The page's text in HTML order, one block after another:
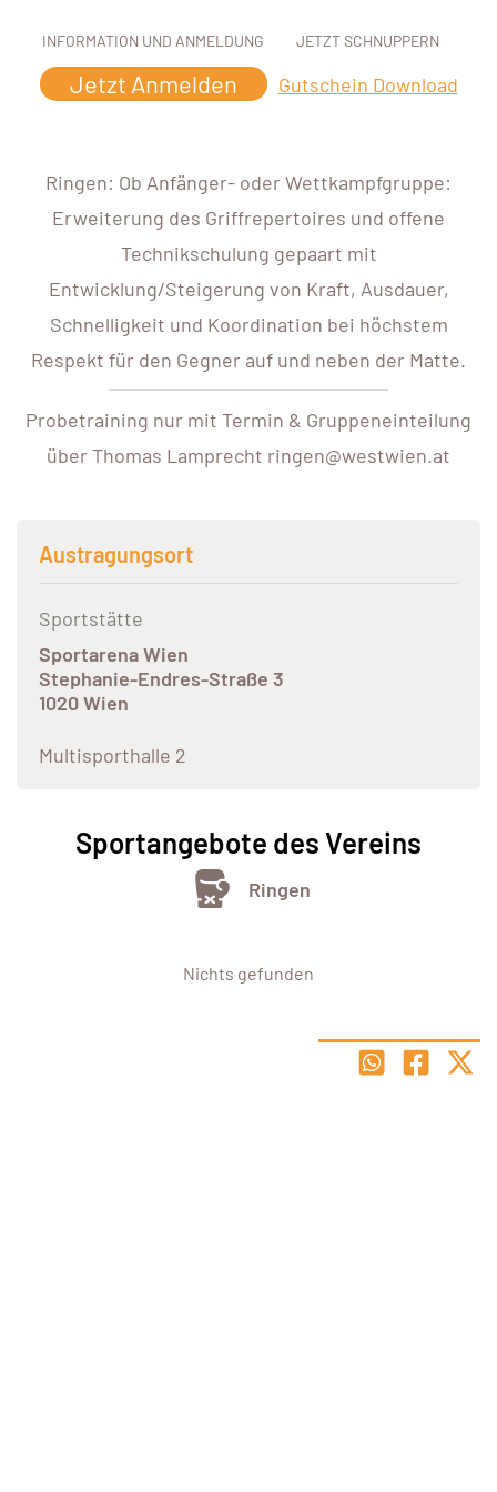
INFORMATION UND ANMELDUNG
Jetzt Anmelden
JETZT SCHNUPPERN
Gutschein Download
Ringen: Ob Anfänger- oder Wettkampfgruppe:
Erweiterung des Griffrepertoires und offene
Technikschulung gepaart mit
Entwicklung/Steigerung von Kraft, Ausdauer,
Schnelligkeit und Koordination bei höchstem
Respekt für den Gegner auf und neben der Matte.
Probetraining nur mit Termin & Gruppeneinteilung
über Thomas Lamprecht ringen@westwien.at
Austragungsort
Sportstätte
Sportarena Wien
Stephanie-Endres-Straße 3
1020 Wien
Multisporthalle 2
Sportangebote des Vereins
Ringen
Nichts gefunden